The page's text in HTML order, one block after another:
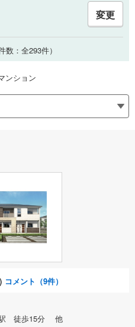
変更
：全293件）
ンション
コメント（9件）
駅 徒歩15分 他